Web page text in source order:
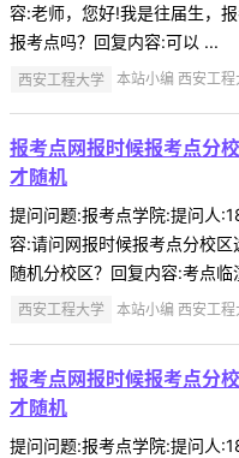
容:老师，您好!我是往届生，
报考点吗？回复内容:可以 ...
西安工程大学 本站小编 西安工
报考点网报时候报考点分
才随机
提问问题:报考点学院:提问人
容:请问网报时候报考点分校
随机分校区？回复内容:考点临
西安工程大学 本站小编 西安工
报考点网报时候报考点分
才随机
提问问题:报考点学院:提问人